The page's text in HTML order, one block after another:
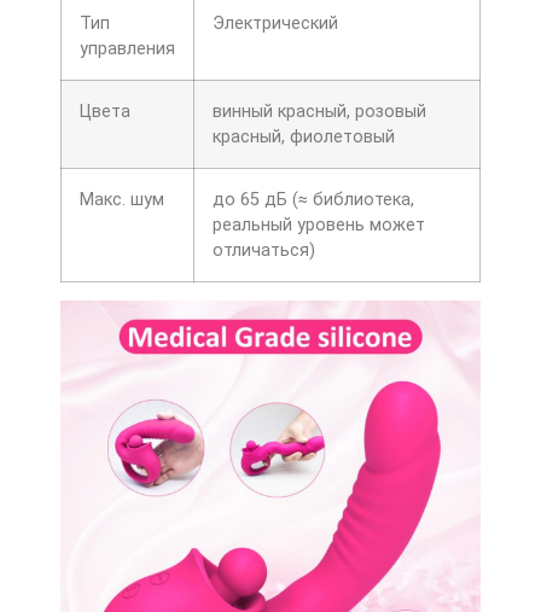
Тип
управления
Электрический
Цвета
винный красный, розовый
красный, фиолетовый
Макс. шум
до 65 дБ (≈ библиотека,
реальный уровень может
отличаться)